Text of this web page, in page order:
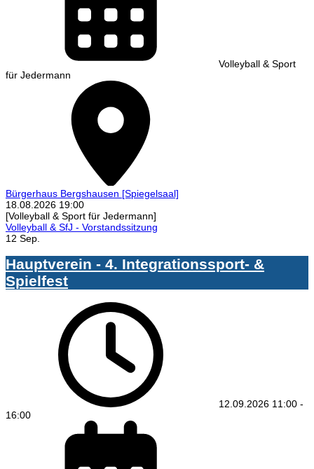
Volleyball & Sport
für Jedermann
Bürgerhaus Bergshausen [Spiegelsaal]
18.08.2026 19:00
[Volleyball & Sport für Jedermann]
Volleyball & SfJ - Vorstandssitzung
12 Sep.
Hauptverein - 4. Integrationssport- &
Spielfest
12.09.2026 11:00 -
16:00